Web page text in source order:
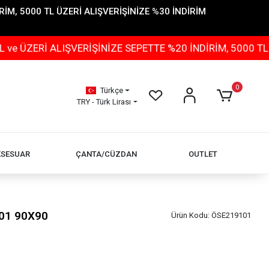
5000 TL ÜZERİ ALIŞVERİŞİNİZE %30 İNDİRİM
ALIŞVERİŞİNİZE SEPETTE %20 İNDİRİM, 5000 TL ÜZERİ
Türkçe
TRY - Türk Lirası
0
ÇANTA/CÜZDAN OUTLET
90X90 Ürün Kodu: ÖSE219101